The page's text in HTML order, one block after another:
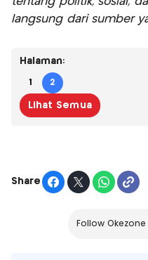
langsung dari sumber
Halaman:
1 2
Lihat Semua
Share
Follow